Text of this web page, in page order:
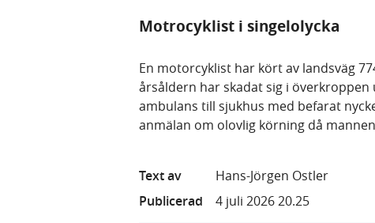
Motrocyklist i singelolycka
En motorcyklist har kört av landsväg
årsåldern har skadat sig i
ambulans till sjukhus med befarat
anmälan om olovlig körning då
Text av
Hans-Jörgen Ostler
Publicerad
4 juli 2026 20.25